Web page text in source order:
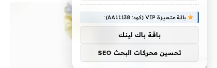
باقة متميزة VIP (كود: AA11138):
باقة باك لينك
تحسين محركات البحث SEO